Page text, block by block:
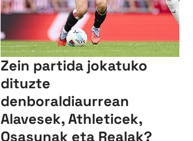
Zein partida jokatuko
dituzte
denboraldiaurrean
Alavesek, Athleticek,
Osasunak eta Realak?